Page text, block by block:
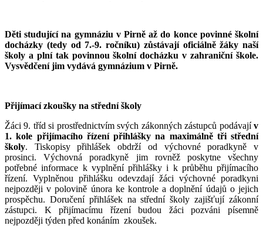
Děti studující na gymnáziu v Pirně až do konce povinné školní
docházky (tedy od 7.-9. ročníku) zůstávají oficiálně žáky naší
školy a plní tak povinnou školní docházku v zahraniční škole.
Vysvědčení jim vydává gymnázium v Pirně.
Přijímací zkoušky na střední školy
Žáci 9. tříd si prostřednictvím svých zákonných zástupců podávajív
1. kole přijímacího řízení přihlášky na maximálně tři střední
školy. Tiskopisy přihlášek obdrží od výchovné poradkyně v
prosinci. Výchovná poradkyně jim rovněž poskytne všechny
potřebné informace k vyplnění přihlášky i k průběhu přijímacího
řízení. Vyplněnou přihlášku odevzdají žáci výchovné poradkyni
nejpozději v polovině února ke kontrole a doplnění údajů o jejich
prospěchu. Doručení přihlášek na střední školy zajišťují zákonní
zástupci. K přijímacímu řízení budou žáci pozváni písemně
nejpozději týden před konáním zkoušek.